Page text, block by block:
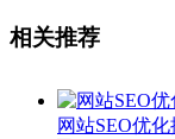
相关推荐
网站SEO优